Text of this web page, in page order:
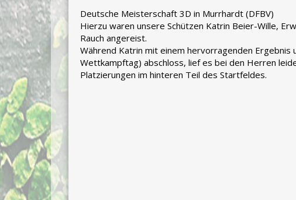
Deutsche Meisterschaft 3D in Murrhardt (DFBV)
Hierzu waren unsere Schützen Katrin Beier-Wille,
Rauch angereist.
Während Katrin mit einem hervorragenden Ergebnis
Wettkampftag) abschloss, lief es bei den Herren
Platzierungen im hinteren Teil des Startfeldes.